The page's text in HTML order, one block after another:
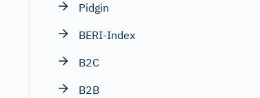
Pidgin
BERI-Index
B2C
B2B